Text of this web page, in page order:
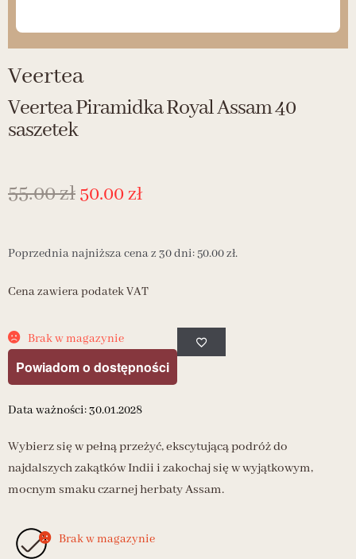
Veertea
Veertea Piramidka Royal Assam 40
saszetek
55.00zł50.00zł
Poprzednia najniższa cena z 30 dni:50.00zł.
Cena zawiera podatek VAT
Brak w magazynie
Powiadom o dostępności
Data ważności: 30.01.2028
Wybierz się w pełną przeżyć, ekscytującą podróż do
najdalszych zakątków Indii i zakochaj się w wyjątkowym,
mocnym smaku czarnej herbaty Assam.
Brak w magazynie